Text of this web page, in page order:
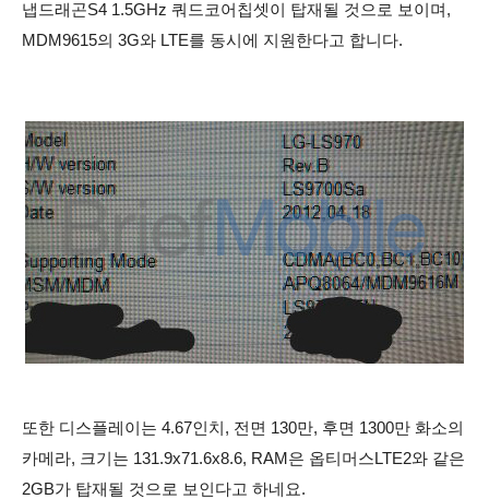
냅드래곤S4 1.5GHz 쿼드코어칩셋이 탑재될 것으로 보이며,
MDM9615의 3G와 LTE를 동시에 지원한다고 합니다.
또한 디스플레이는 4.67인치, 전면 130만, 후면 1300만 화소의
카메라, 크기는 131.9x71.6x8.6, RAM은 옵티머스LTE2와 같은
2GB가 탑재될 것으로 보인다고 하네요.